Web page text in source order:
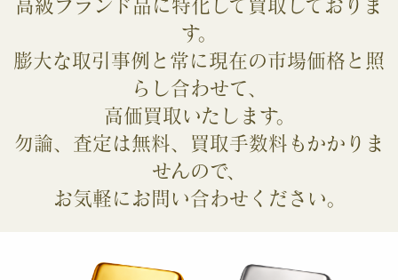
高級ブランド品に特化して 買取しておりま
す。
膨大な取引事例と常に現在の市場価格と照
らし合わせて、
高価買取いたします。
勿論、査定は無料、買取手数料もかかりま
せんので、
お気軽にお問い合わせください。